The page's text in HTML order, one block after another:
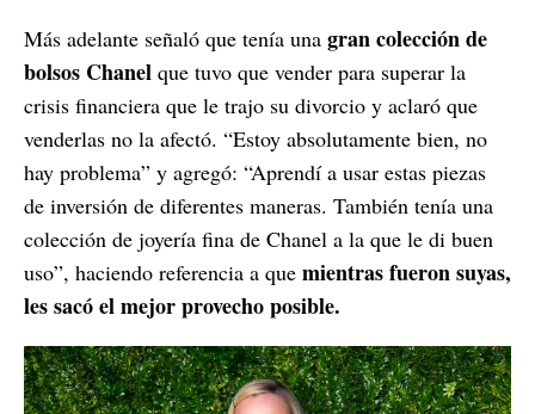
Más adelante señaló que tenía una gran colección de
bolsos Chanel que tuvo que vender para superar la
crisis financiera que le trajo su divorcio y aclaró que
venderlas no la afectó. “Estoy absolutamente bien, no
hay problema” y agregó: “Aprendí a usar estas piezas
de inversión de diferentes maneras. También tenía una
colección de joyería fina de Chanel a la que le di buen
uso”, haciendo referencia a que mientras fueron suyas,
les sacó el mejor provecho posible.